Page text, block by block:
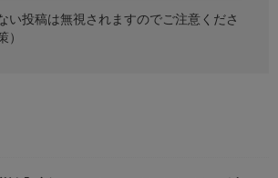
い投稿は無視されますのでご注意くださ
）